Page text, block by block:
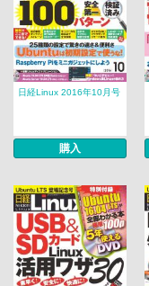
日経Linux 2016年10月号
購入